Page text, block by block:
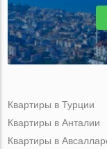
Квартиры в Турции
Квартиры в Анталии
Квартиры в